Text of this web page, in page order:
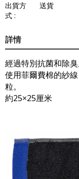
出貨方
式 :
送貨
詳情
經過特別抗菌和除臭
使用菲爾費棉的紗
粒。
約25×25厘米